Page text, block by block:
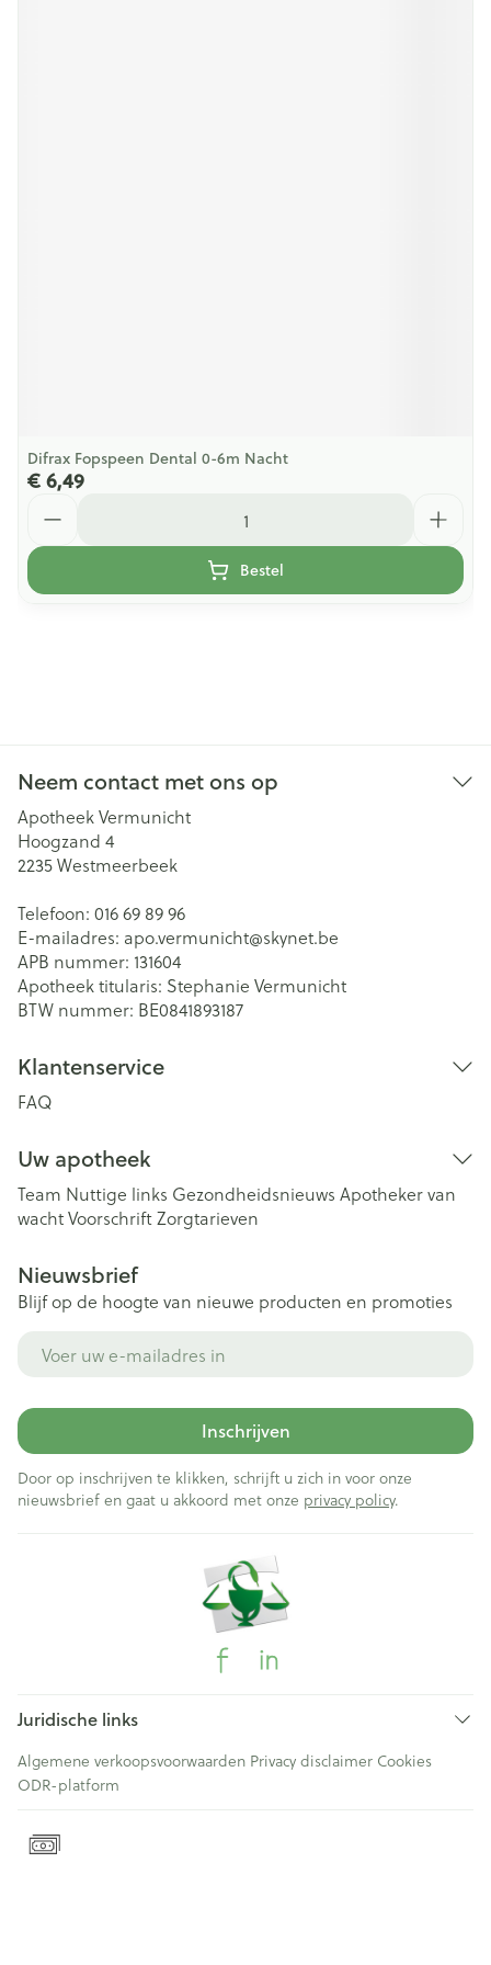
Difrax Fopspeen Dental 0-6m Nacht
€ 6,49
Bestel
Neem contact met ons op
Apotheek Vermunicht
Hoogzand 4
2235Westmeerbeek
Telefoon: 016 69 89 96
E-mailadres: apo.vermunicht@skynet.be
APB nummer: 131604
Apotheek titularis: Stephanie Vermunicht
BTW nummer: BE0841893187
Klantenservice
FAQ
Uw apotheek
Team Nuttige links Gezondheidsnieuws Apotheker van
wachtVoorschriftZorgtarieven
Nieuwsbrief
Blijf op de hoogte van nieuwe producten en promoties
Inschrijven
Door op inschrijven te klikken, schrijft u zich in voor onze
nieuwsbrief en gaat u akkoord met onze privacy policy.
Juridische links
Algemene verkoopsvoorwaarden Privacy disclaimer Cookies
ODR-platform